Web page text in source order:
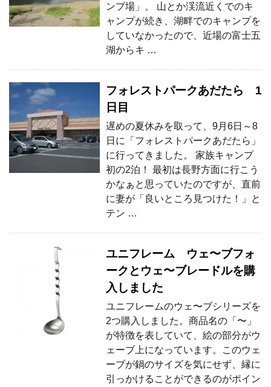
ンプ場」。 山とか渓流近くでのキ
ャンプが続き、湖畔でのキャンプを
していなかったので、近場の富士五
湖からキ …
フォレストパークあだたら 1
日目
遅めの夏休みを取って、9月6日～8
日に「フォレストパークあだたら」
に行ってきました。 家族キャンプ
初の2泊！ 最初は長野方面に行こう
かなぁと思っていたのですが、直前
に妻が「良いところ見つけた！」と
テン …
ユニフレーム ウェ〜ブフォ
ークとウェ〜ブレードルを購
入しました
ユニフレームのウェ〜ブシリーズを
2つ購入しました。商品名の「〜」
が特徴を表していて、絵の部分がウ
ェーブ上になっています。このウェ
ーブが鍋のサイズを気にせず、縁に
引っかけることができるのがポイン